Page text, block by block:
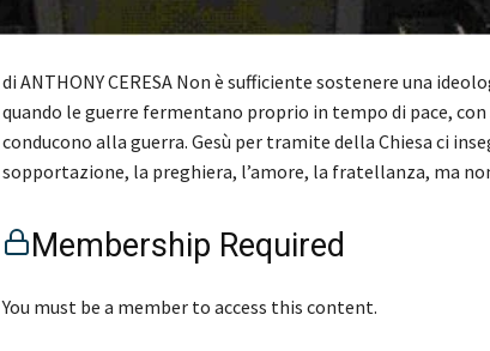
di ANTHONY CERESA Non è sufficiente sostenere una
quando le guerre fermentano proprio in tempo di pace,
conducono alla guerra. Gesù per tramite della Chiesa ci
sopportazione, la preghiera, l’amore, la fratellanza, ma
Membership Required
You must be a member to access this content.